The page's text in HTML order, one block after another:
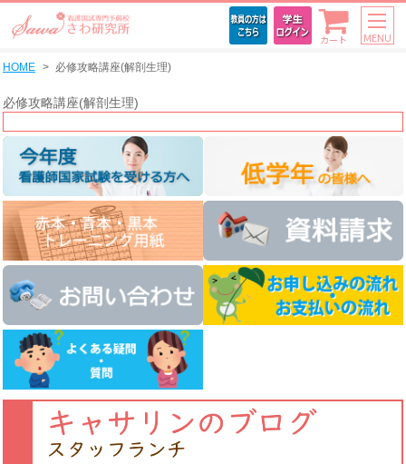
カート MENU
HOME 必修攻略講座(解剖生理)
必修攻略講座(解剖生理)